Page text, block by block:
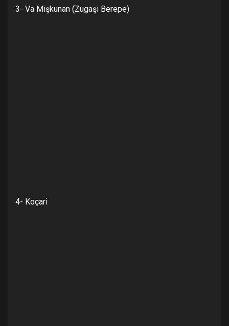
3- Va Mişkunan (Zugaşi Berepe)
4- Koçari